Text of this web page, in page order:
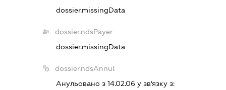
dossier.missingData
dossier.ndsPayer
dossier.missingData
dossier.ndsAnnul
Анульовано з 14.02.06 у зв'язку з: